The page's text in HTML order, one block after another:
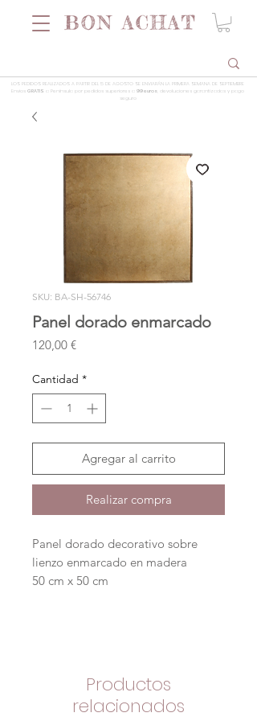
LOS PEDIDOS REALIZADOS A PARTIR DEL 5 DE AGOSTO SE ENVIARÁN LA PRIMERA SEMANA DE SEPTIEMBRE
Envios GRATIS a Península por pedidos superiores a 99 euros , devoluciones garantizadas y pago
seguro
SKU: BA-SH-56746
Panel dorado enmarcado
120,00 €Precio
Cantidad *
Agregar al carrito
Realizar compra
Panel dorado decorativo sobre
lienzo enmarcado en madera
50 cm x 50 cm
Productos
relacionados